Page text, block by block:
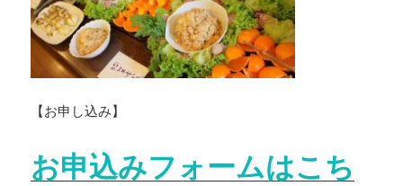
【お申し込み】
お申込みフォームはこち